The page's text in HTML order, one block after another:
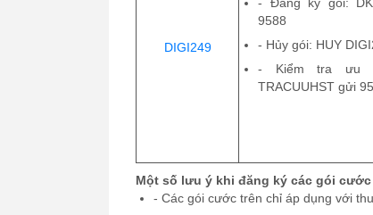
DIGI249
- Đăng ký gói:
9588
- Hủy gói: HUY
-
Kiểm tra ưu
TRACUUHST gửi
Một số lưu ý khi đăng ký các gói
- Các gói cước trên chỉ áp dụng với